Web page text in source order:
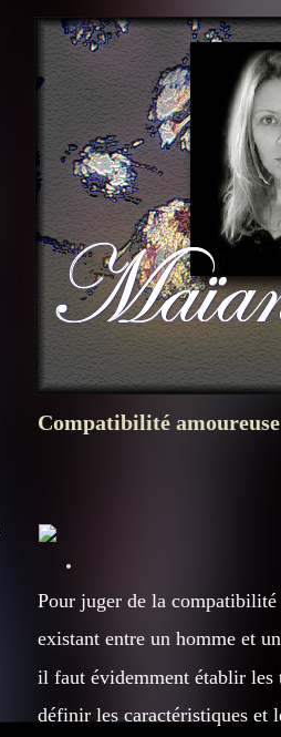
Compatibilité amoureuse
Pour juger de la
existant entre un homme et
il faut évidemment établir les
définir les caractéristiques et